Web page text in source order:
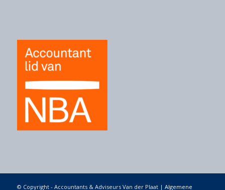
© Copyright - Accountants & Adviseurs Van der Plaat | Algemene